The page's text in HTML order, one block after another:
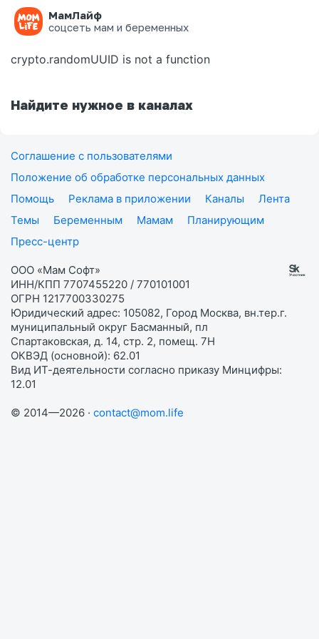
МамЛайф
соцсеть мам и беременных
Ошибка на странице
crypto.randomUUID is not a function
Найдите нужное в каналах
Соглашение с пользователями
Положение об обработке персональных данных
Помощь
Реклама в приложении Каналы
Лента
Темы
Беременным Мамам
Планирующим
Пресс-центр
ООО «Мам Софт»
ИНН/КПП 7707455220 / 770101001
ОГРН 1217700330275
Юридический адрес: 105082, Город Москва, вн.тер.г.
муниципальный округ Басманный, пл
Спартаковская, д. 14, стр. 2, помещ. 7Н
ОКВЭД (основной): 62.01
Вид ИТ-деятельности согласно приказу Минцифры:
12.01
© 2014—2026 · contact@mom.life